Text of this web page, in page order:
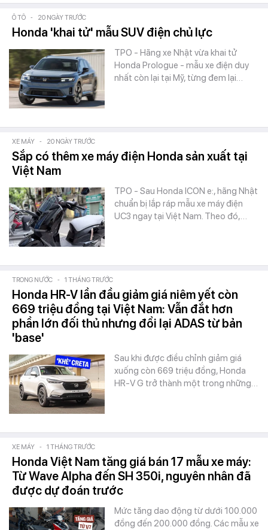
Ô TÔ - 20 NGÀY TRƯỚC
Honda 'khai tử' mẫu SUV điện chủ lực
TPO - Hãng xe Nhật vừa khai tử
Honda Prologue - mẫu xe điện duy
nhất còn lại tại Mỹ, từng đem lại…
XE MÁY - 20 NGÀY TRƯỚC
Sắp có thêm xe máy điện Honda sản xuất tại
Việt Nam
TPO - Sau Honda ICON e:, hãng Nhật
chuẩn bị lắp ráp mẫu xe máy điện
UC3 ngay tại Việt Nam. Theo đó,…
TRONG NƯỚC - 1 THÁNG TRƯỚC
Honda HR-V lần đầu giảm giá niêm yết còn
669 triệu đồng tại Việt Nam: Vẫn đắt hơn
phần lớn đối thủ nhưng đổi lại ADAS từ bản
'base'
Sau khi được điều chỉnh giảm giá
xuống còn 669 triệu đồng, Honda
HR-V G trở thành một trong những…
XE MÁY - 1 THÁNG TRƯỚC
Honda Việt Nam tăng giá bán 17 mẫu xe máy:
Từ Wave Alpha đến SH 350i, nguyên nhân đã
được dự đoán trước
Mức tăng dao động từ dưới 100.000
đồng đến 200.000 đồng. Các mẫu xe